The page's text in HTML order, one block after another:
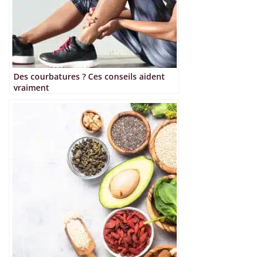
Des courbatures ? Ces conseils aident
vraiment